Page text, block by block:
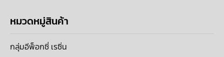
หมวดหมู่สินค้า
กลุ่มอีพ็อกซี่ เรซิ่น